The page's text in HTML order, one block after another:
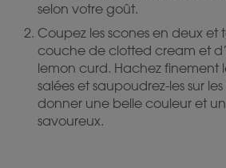
selon votre goût.
Coupez les scones en deux et
couche de clotted cream et
lemon curd. Hachez finement
salées et saupoudrez-les sur
donner une belle couleur et
savoureux.